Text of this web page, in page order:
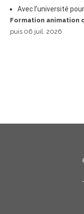
Avec l’université
Formation animation
puis 06 juil. 2026